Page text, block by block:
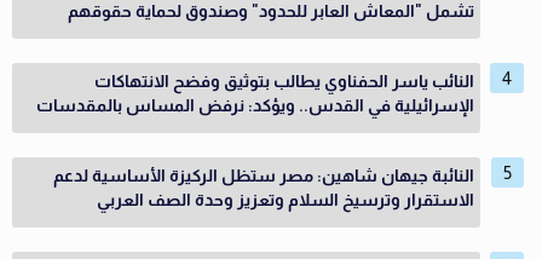
تشمل "المعاش العابر للحدود" وصندوق لحماية حقوقهم
النائب ياسر الحفناوي يطالب بتوثيق وفضح الانتهاكات
الإسرائيلية في القدس.. ويؤكد: نرفض المساس بالمقدسات
النائبة جيهان شاهين: مصر ستظل الركيزة الأساسية لدعم
الاستقرار وترسيخ السلام وتعزيز وحدة الصف العربي